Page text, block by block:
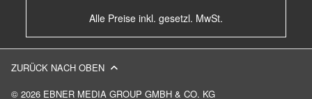
Alle Preise inkl. gesetzl. MwSt.
© 2026 EBNER MEDIA GROUP GMBH & CO. KG
ZURÜCK NACH OBEN